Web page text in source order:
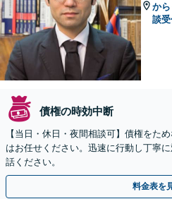
か
談
債権の時効中断
【当日・休日・夜間相談可】債権をた
はお任せください。迅速に行動し丁寧
話ください。
料金表を